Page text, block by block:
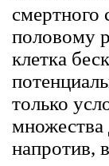
смертного
половому
клетка
только
напротив,